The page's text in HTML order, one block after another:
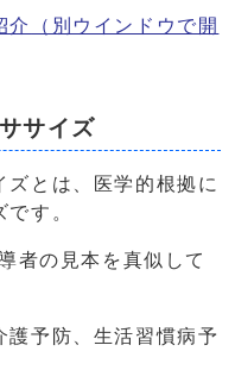
介
（別ウインドウで開
サイズ
ズとは、医学的根拠に
す。
者の見本を真似して
護予防、生活習慣病予